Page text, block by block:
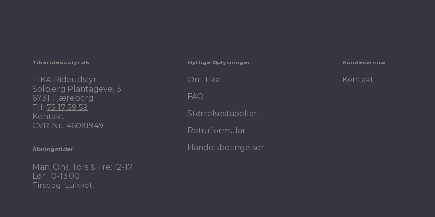
Tikarideudstyr.dk
TIKA-Rideudstyr
Solbjerg Plantagevej 3
6731 Tjæreborg
Tlf. 75 17 59 59
Kontakt
CVR-Nr.: 46091949
Åbningstider
Man, Ons, Tors & Fre: 12-17
Lør: 10-13.00
Tirsdag: Lukket
Nyttige Oplysninger
Om Tika
FAQ
Størrelsestabeller
Returformular
Handelsbetingelser
Kundeservice
Kontakt